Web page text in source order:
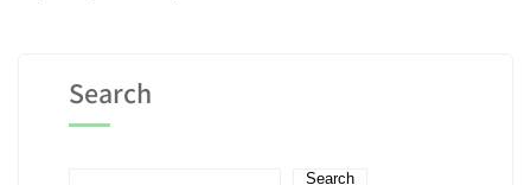
Search
Search